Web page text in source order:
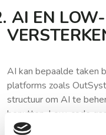
AI EN
AI kan bepaalde taken
platforms zoals
structuur om AI te
benutten. Low-code
samenwerking tussen